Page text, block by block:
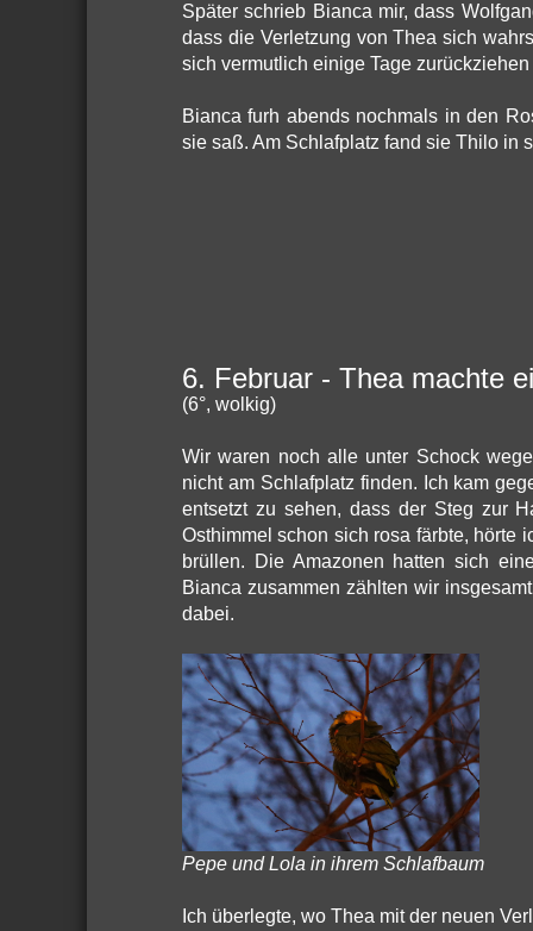
Später schrieb Bianca mir, dass
dass die Verletzung von Thea sich
sich vermutlich einige Tage
Bianca furh abends nochmals in den
sie saß. Am Schlafplatz fand sie Thilo in
6. Februar - Thea machte
(6°, wolkig)
Wir waren noch alle unter Schock
nicht am Schlafplatz finden. Ich kam
entsetzt zu sehen, dass der Steg zur
Osthimmel schon sich rosa färbte, hörte
brüllen. Die Amazonen hatten sich
Bianca zusammen zählten wir
dabei.
Pepe und Lola in ihrem Schlafbaum
Ich überlegte, wo Thea mit der neuen